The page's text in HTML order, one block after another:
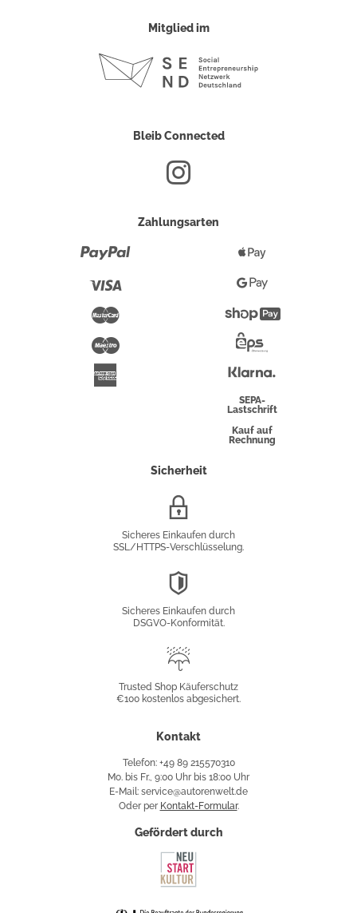
Mitglied im
Bleib Connected
Zahlungsarten
Maestro
Pay
Google
Pay
Überweisung
SEPA-
Lastschrift
Kauf auf
Rechnung
Sicherheit
Sicheres Einkaufen durch
SSL/HTTPS-Verschlüsselung.
Sicheres Einkaufen durch
DSGVO-Konformität.
Käuferschutz
Trusted Shop Käuferschutz
€100 kostenlos abgesichert.
Kontakt
Telefon: +49 89 215570310
Mo. bis Fr., 9:00 Uhr bis 18:00 Uhr
E-Mail: service@autorenwelt.de
Oder per Kontakt-Formular.
Gefördert durch